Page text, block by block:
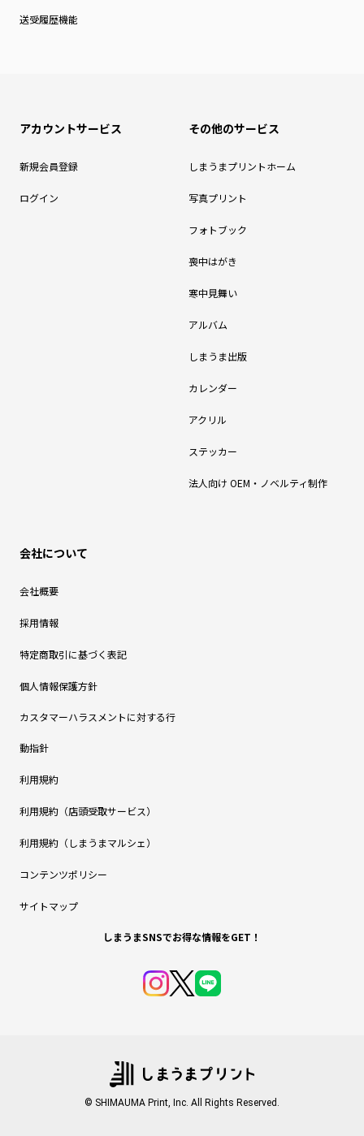
送受履歴機能
アカウントサービス
新規会員登録
ログイン
その他のサービス
しまうまプリントホーム
写真プリント
フォトブック
喪中はがき
寒中見舞い
アルバム
しまうま出版
カレンダー
アクリル
ステッカー
法人向け OEM・ノベルティ制作
会社について
会社概要
採用情報
特定商取引に基づく表記
個人情報保護方針
カスタマーハラスメントに対する行
動指針
利用規約
利用規約（店頭受取サービス）
利用規約（しまうまマルシェ）
コンテンツポリシー
サイトマップ
しまうまSNSでお得な情報をGET！
© SHIMAUMA Print, Inc. All Rights Reserved.